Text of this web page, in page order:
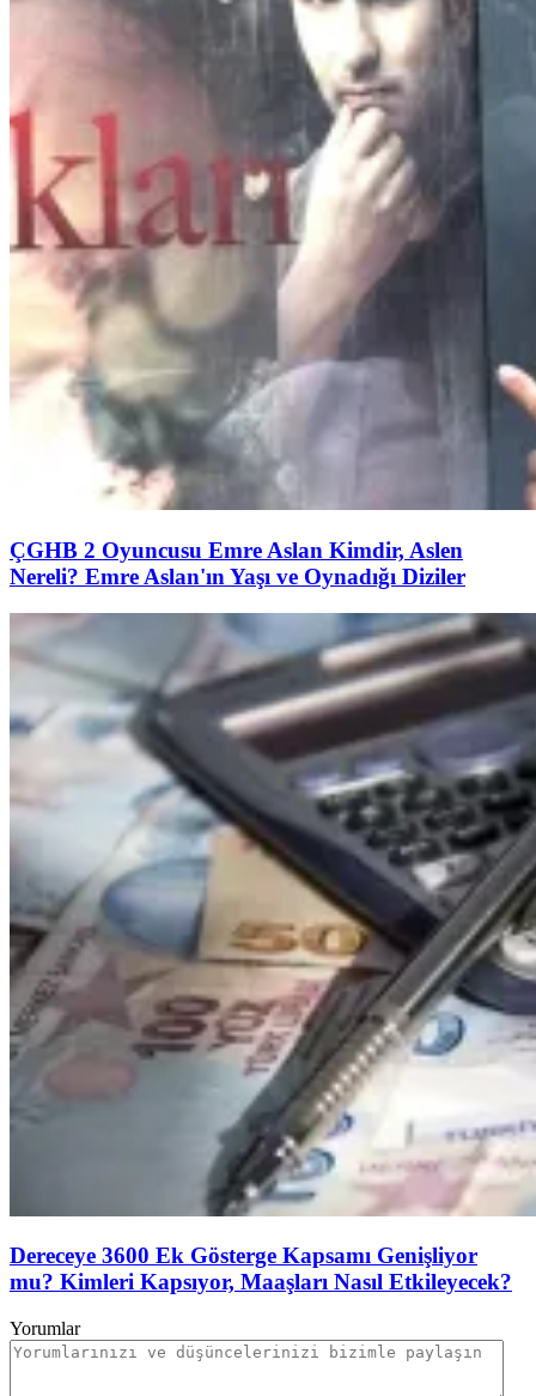
ÇGHB 2 Oyuncusu Emre Aslan Kimdir, Aslen
Nereli? Emre Aslan'ın Yaşı ve Oynadığı Diziler
Dereceye 3600 Ek Gösterge Kapsamı Genişliyor
mu? Kimleri Kapsıyor, Maaşları Nasıl Etkileyecek?
Yorumlar